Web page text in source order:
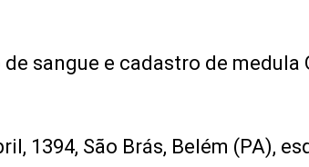
de sangue e cadastro de
1394, São Brás, Belém (PA),